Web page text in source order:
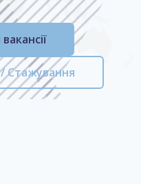
Стажування